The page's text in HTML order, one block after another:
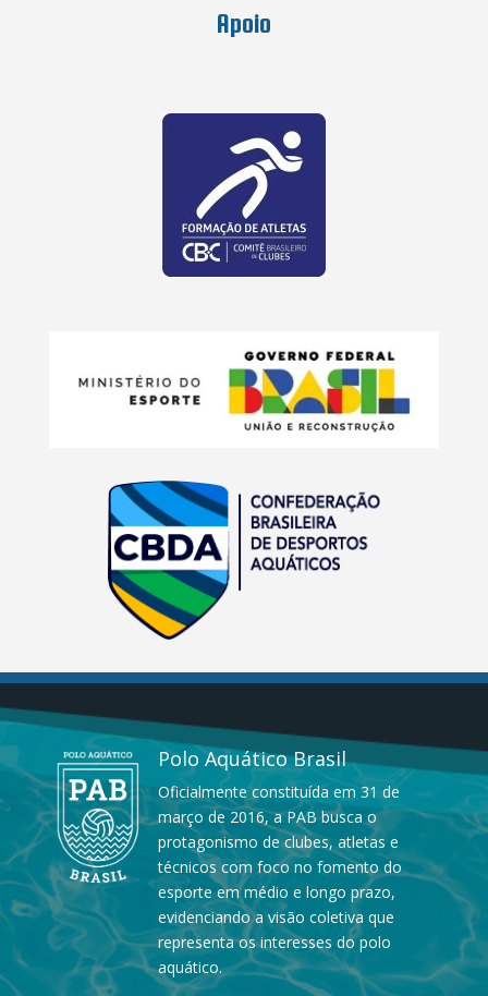
Apoio
Polo Aquático Brasil
Oficialmente constituída em 31 de
março de 2016, a PAB busca o
protagonismo de clubes, atletas e
técnicos com foco no fomento do
esporte em médio e longo prazo,
evidenciando a visão coletiva que
representa os interesses do polo
aquático.